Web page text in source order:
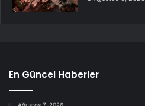
En Güncel Haberler
Ağustos 7, 2026